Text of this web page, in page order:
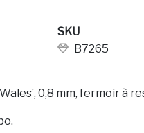
SKU
B7265
0,8 mm, fermoir à